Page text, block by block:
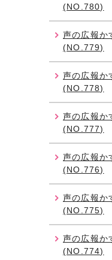
(NO.780)
声の広報
(NO.779)
声の広報
(NO.778)
声の広報
(NO.777)
声の広報
(NO.776)
声の広報
(NO.775)
声の広報
(NO.774)